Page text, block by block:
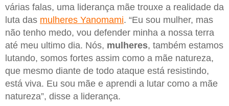
várias falas, uma liderança mãe trouxe a realidade da
luta das mulheres Yanomami. “Eu sou mulher, mas
não tenho medo, vou defender minha a nossa terra
até meu ultimo dia. Nós, mulheres, também estamos
lutando, somos fortes assim como a mãe natureza,
que mesmo diante de todo ataque está resistindo,
está viva. Eu sou mãe e aprendi a lutar como a mãe
natureza”, disse a liderança.